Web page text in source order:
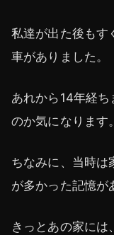
私達が出た後もす
車がありました。
あれから14年経
のか気になります。
ちなみに、当時は
が多かった記憶が
きっとあの家に